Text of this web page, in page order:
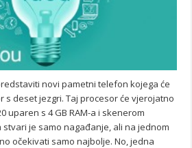
novi pametni telefon kojega će
s deset jezgri. Taj procesor će vjerojatno
uparen s 4 GB RAM-a i skenerom
je samo nagađanje, ali na jednom
očekivati samo najbolje. No, jedna